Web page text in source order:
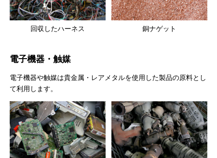
回収したハーネス 銅ナゲット
電子機器・触媒
電子機器や触媒は貴金属・レアメタルを使用した製品の原料とし
て利用します。